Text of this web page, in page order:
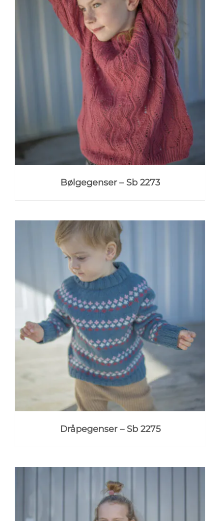
Bølgegenser – Sb 2273
Dråpegenser – Sb 2275